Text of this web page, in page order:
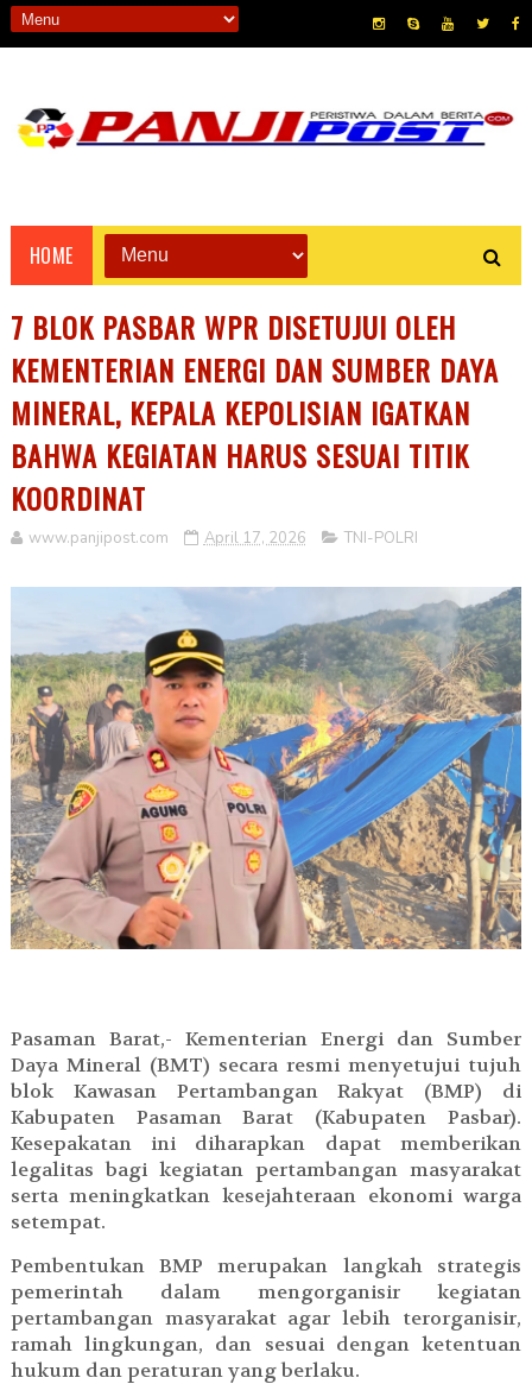
HOME
7 BLOK PASBAR WPR DISETUJUI OLEH
KEMENTERIAN ENERGI DAN SUMBER DAYA
MINERAL, KEPALA KEPOLISIAN IGATKAN
BAHWA KEGIATAN HARUS SESUAI TITIK
KOORDINAT
www.panjipost.com April 17, 2026 TNI-POLRI
Pasaman Barat,- Kementerian Energi dan Sumber
Daya Mineral (BMT) secara resmi menyetujui tujuh
blok Kawasan Pertambangan Rakyat (BMP) di
Kabupaten Pasaman Barat (Kabupaten Pasbar).
Kesepakatan ini diharapkan dapat memberikan
legalitas bagi kegiatan pertambangan masyarakat
serta meningkatkan kesejahteraan ekonomi warga
setempat.
Pembentukan BMP merupakan langkah strategis
pemerintah dalam mengorganisir kegiatan
pertambangan masyarakat agar lebih terorganisir,
ramah lingkungan, dan sesuai dengan ketentuan
hukum dan peraturan yang berlaku.